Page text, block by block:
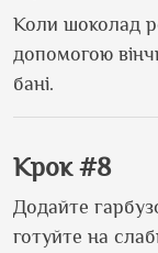
Коли шоколад
допомогою
бані.
Крок #8
Додайте
готуйте на